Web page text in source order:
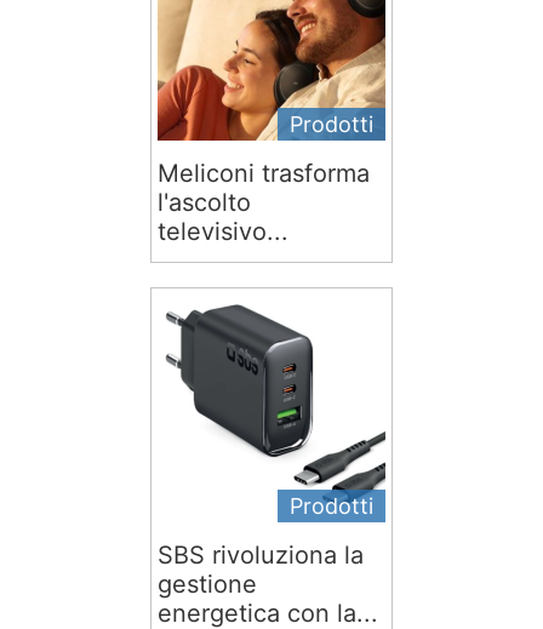
Prodotti
Meliconi trasforma
l'ascolto
televisivo...
Prodotti
SBS rivoluziona la
gestione
energetica con la...